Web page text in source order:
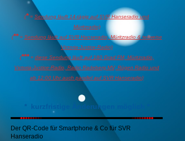
(*= Sendung läuft 14-tägig auf SVR Hanseradio und
Müritzradio)
(**= Sendung läuft auf SVR Hanseradio, Müritzradio & teilweise
Victoria-Justice-Radio)
(***= diese Sendung läuft auf 180 Grad FM, Müritzradio,
Victoria-Justice-Radio, Radio Radeberg MV, Rügen Radio und
ab 12:00 Uhr auch parallel auf SVR Hanseradio)
* kurzfristige Änderungen möglich
Der QR-Code für Smartphone & Co für SVR
Hanseradio